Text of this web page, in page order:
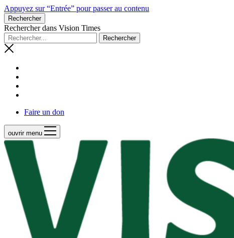
Appuyez sur “Entrée” pour passer au contenu
Rechercher
Rechercher dans Vision Times
Faire un don
ouvrir menu